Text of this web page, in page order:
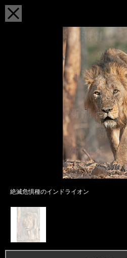
絶滅危惧種のインドライオン